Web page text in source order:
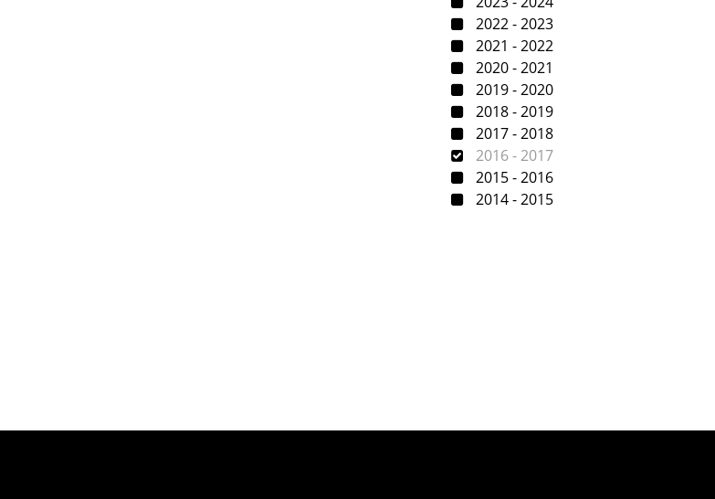
2022 - 2023
2021 - 2022
2020 - 2021
2019 - 2020
2018 - 2019
2017 - 2018
2016 - 2017
2015 - 2016
2014 - 2015